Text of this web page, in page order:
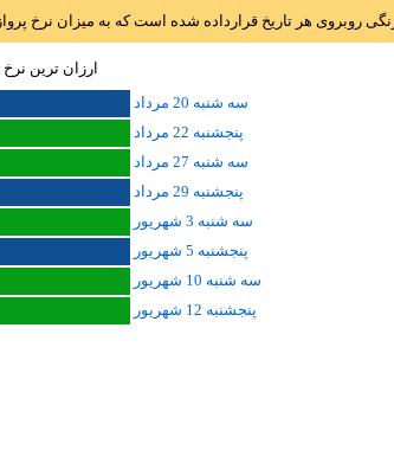
روبروی هر تاریخ قرارداده شده است که به میزان نرخ
ارزان ترین
سه شنبه 20 مرداد
پنجشنبه 22 مرداد
سه شنبه 27 مرداد
پنجشنبه 29 مرداد
سه شنبه 3 شهریور
پنجشنبه 5 شهریور
سه شنبه 10 شهریور
پنجشنبه 12 شهریور